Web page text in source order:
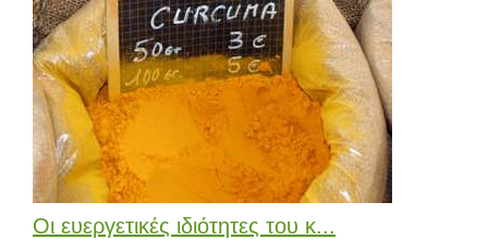
Οι ευεργετικές ιδιότητες του κ...